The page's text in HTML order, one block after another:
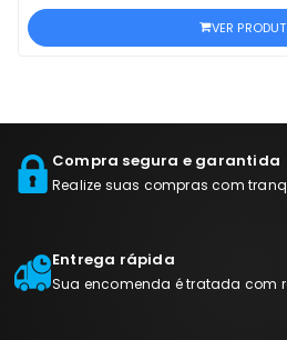
VER
Compra segura e garantida
Realize suas compras com
Entrega rápida
Sua encomenda é tratada com